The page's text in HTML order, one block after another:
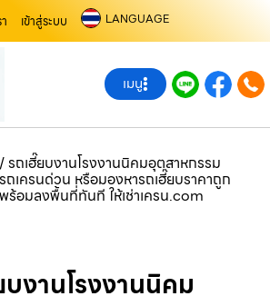
เข้าสู่ระบบ LANGUAGE
เมนู
/รถเฮี๊ยบงานโรงงานนิคมอุตสาหกรรม
ถเครนด่วน หรือมองหารถเฮี๊ยบราคาถูก
ร้อมลงพื้นที่ทันที ให้เช่าเครน.com
บงานโรงงานนิคม